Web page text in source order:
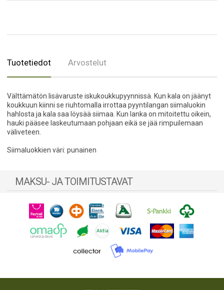
Tuotetiedot Arvostelut
Välttämätön lisävaruste iskukoukkupyynnissä. Kun kala on jäänyt
koukkuun kiinni se riuhtomalla irrottaa pyyntilangan siimaluokin
hahlosta ja kala saa löysää siimaa. Kun lanka on mitoitettu oikein,
hauki pääsee laskeutumaan pohjaan eikä se jää rimpuilemaan
väliveteen.
Siimaluokkien väri: punainen
MAKSU- JA TOIMITUSTAVAT